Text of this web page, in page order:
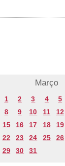
Março
1 2 3 4 5
8
9 10 11 12
15
16 17 18 19
22
23 24 25 26
29
30 31